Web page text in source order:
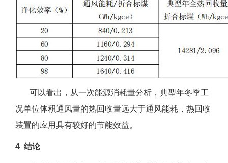
可以看出，从一次能源消耗量分析，典型年冬季工
况单位体积通风量的热回收量远大于通风能耗，热回收
装置的应用具有较好的节能效益。
4 结论